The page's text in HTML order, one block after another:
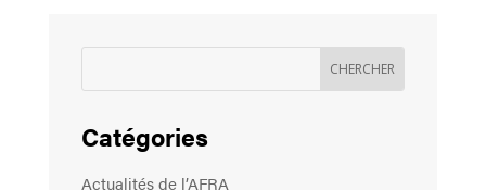
Catégories
Actualités de l’AFRA